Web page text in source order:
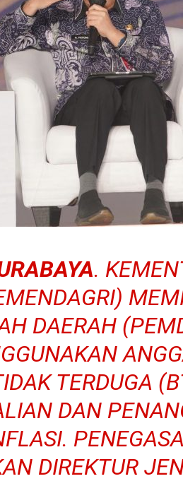
.
DAERAH
TERDUGA
DAN
DIREKTUR